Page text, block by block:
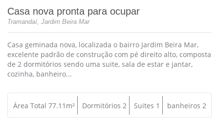
Casa nova pronta para ocupar
Tramandaí, Jardim Beira Mar
Casa geminada nova, localizada o bairro Jardim Beira Mar,
excelente padrão de construção com pé direito alto, composta
de 2 dormitórios sendo uma suite, sala de estar e jantar,
cozinha, banheiro...
Área Total 77.11m² Dormitórios 2 Suites 1 banheiros 2